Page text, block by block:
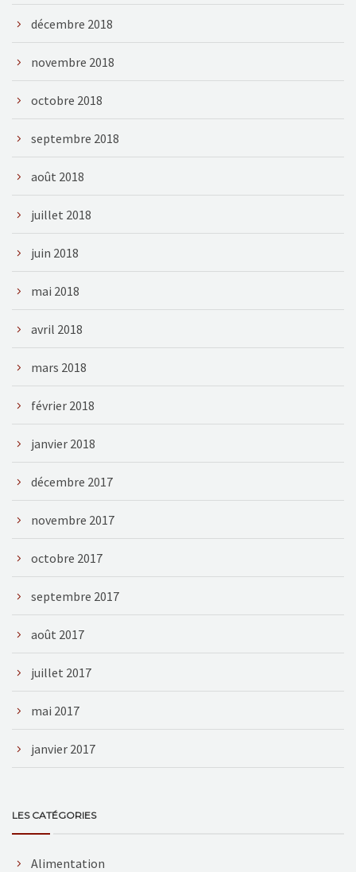
décembre 2018
novembre 2018
octobre 2018
septembre 2018
août 2018
juillet 2018
juin 2018
mai 2018
avril 2018
mars 2018
février 2018
janvier 2018
décembre 2017
novembre 2017
octobre 2017
septembre 2017
août 2017
juillet 2017
mai 2017
janvier 2017
LES CATÉGORIES
Alimentation